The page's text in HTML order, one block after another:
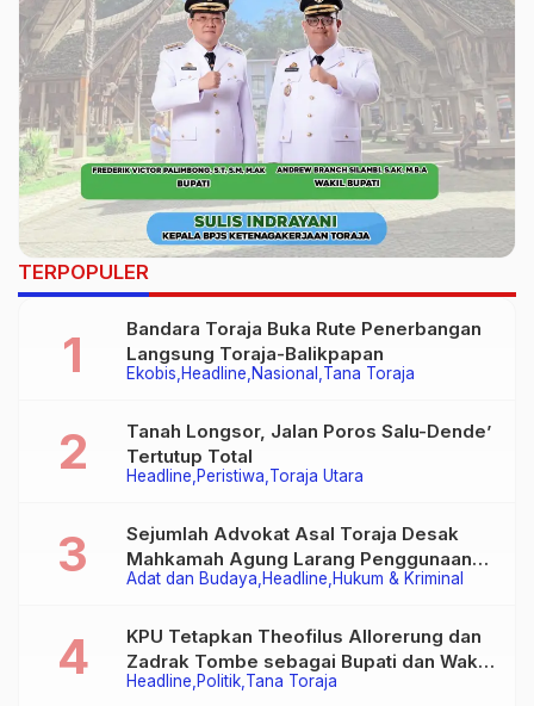
TERPOPULER
Ekobis Headline Nasional Tana Toraja
Bandara Toraja Buka Rute Penerbangan
Langsung Toraja-Balikpapan
Headline Peristiwa Toraja Utara
Tanah Longsor, Jalan Poros Salu-Dende’
Tertutup Total
Adat dan Budaya Headline Hukum & Kriminal
Sejumlah Advokat Asal Toraja Desak
Mahkamah Agung Larang Penggunaan
Alat Berat pada Eksekusi Rumah Adat
Headline Politik Tana Toraja
KPU Tetapkan Theofilus Allorerung dan
Zadrak Tombe sebagai Bupati dan Wakil
Bupati Tana Toraja Terpilih